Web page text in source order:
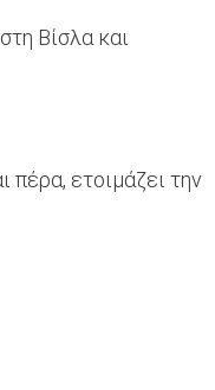
Βίσλα και
πέρα, ετοιμάζει την